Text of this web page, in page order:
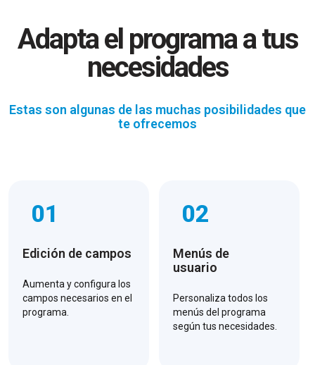
Adapta el programa a tus
necesidades
Estas son algunas de las muchas posibilidades que
te ofrecemos
01
Edición de campos
Aumenta y configura los
campos necesarios en el
programa.
02
Menús de
usuario
Personaliza todos los
menús del programa
según tus necesidades.